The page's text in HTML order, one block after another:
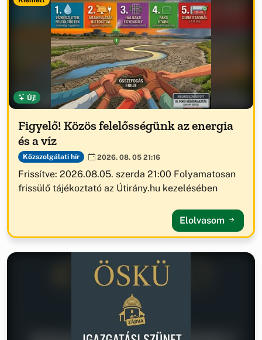
Új!
Figyelő! Közös felelősségünk az energia
és a víz
Közszolgálati hír 2026. 08. 05 21:16
Frissítve: 2026.08.05. szerda 21:00 Folyamatosan
frissülő tájékoztató az Útirány.hu kezelésében
Elolvasom